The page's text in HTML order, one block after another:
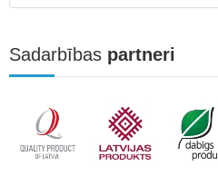
Sadarbības partneri